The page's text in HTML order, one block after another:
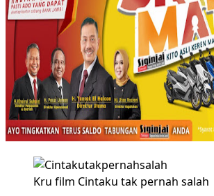
Kru film Cintaku tak pernah salah